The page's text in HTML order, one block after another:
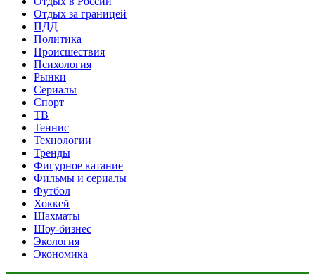
Отдых за границей
ПДД
Политика
Происшествия
Психология
Рынки
Сериалы
Спорт
ТВ
Теннис
Технологии
Тренды
Фигурное катание
Фильмы и сериалы
Футбол
Хоккей
Шахматы
Шоу-бизнес
Экология
Экономика